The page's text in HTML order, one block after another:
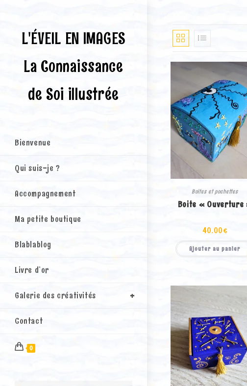
L'ÉVEIL EN IMAGES
La Connaissance
de Soi illustrée
Bienvenue
Qui suis-je ?
Accompagnement
Ma petite boutique
Blablablog
Livre d’or
Galerie des créativités
Contact
0
Boites et pochettes
Boite « Ouverture
40.00€
Ajouter au panier